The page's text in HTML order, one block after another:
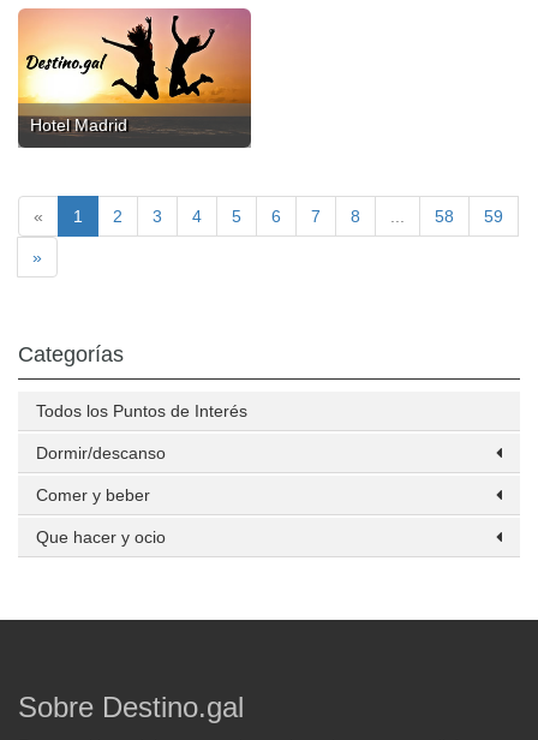
Hotel Madrid
« 1 2 3 4 5 6 7 8 58 59
»
Categorías
Todos los Puntos de Interés
Dormir/descanso
Comer y beber
Que hacer y ocio
Sobre Destino.gal